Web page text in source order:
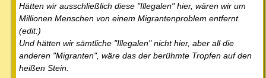
Hätten wir ausschließlich diese "Illegalen" hier, wären wir um
Millionen Menschen von einem Migrantenproblem entfernt.
(edit:)
Und hätten wir sämtliche "Illegalen" nicht hier, aber all die
anderen "Migranten", wäre das der berühmte Tropfen auf den
heißen Stein.